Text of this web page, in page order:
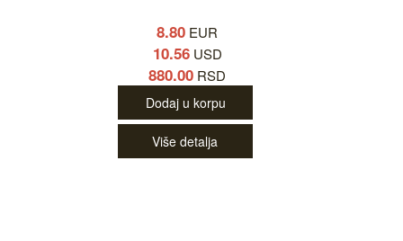
8.80 EUR
10.56USD
880.00 RSD
Dodaj u korpu
Više detalja